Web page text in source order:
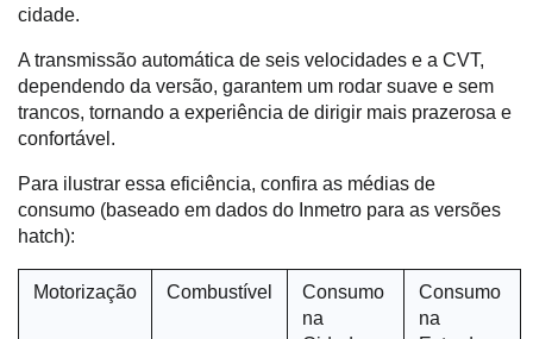
cidade.
A transmissão automática de seis velocidades e a CVT,
dependendo da versão, garantem um rodar suave e sem
trancos, tornando a experiência de dirigir mais prazerosa e
confortável.
Para ilustrar essa eficiência, confira as médias de
consumo (baseado em dados do Inmetro para as versões
hatch):
Motorização Combustível
Consumo
na
Consumo
na